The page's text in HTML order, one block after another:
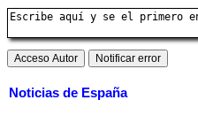
Noticias de España